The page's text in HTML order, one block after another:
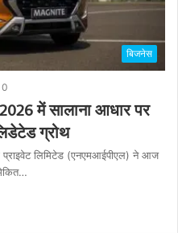
बिजनेस
0
में सालाना आधार पर
ग्रोथ
प्राइवेट लिमिटेड (एनएमआईपीएल) ने आज